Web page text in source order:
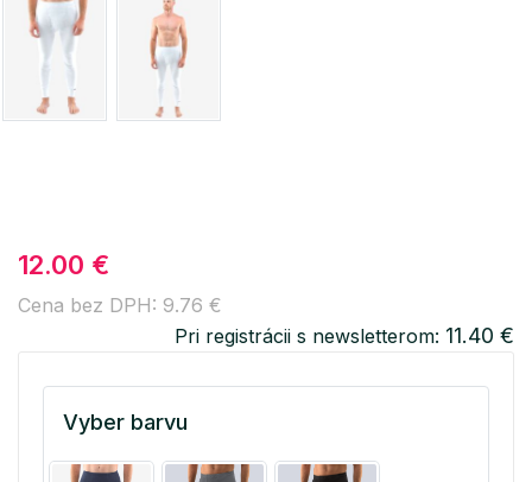
12.00 €
Cena bez DPH: 9.76 €
Pri registrácii s newsletterom: 11.40 €
Vyber barvu